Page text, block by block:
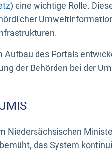
) eine wichtige Rolle.
Aufbau des Portals
der Behörden bei der
Niedersächsischen
das System